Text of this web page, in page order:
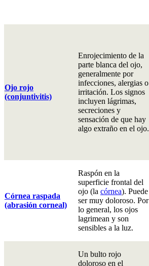
Ojo rojo
(conjuntivitis)
Enrojecimiento de la
parte blanca del ojo,
generalmente por
infecciones, alergias o
irritación. Los signos
incluyen lágrimas,
secreciones y
sensación de que hay
algo extraño en el ojo.
Córnea raspada
(abrasión corneal)
Raspón en la
superficie frontal del
ojo (la córnea). Puede
ser muy doloroso. Por
lo general, los ojos
lagrimean y son
sensibles a la luz.
Un bulto rojo
doloroso en el